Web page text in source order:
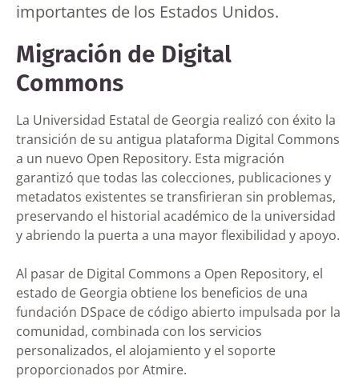
importantes de los Estados Unidos.
Migración de Digital
Commons
La Universidad Estatal de Georgia realizó con éxito la
transición de su antigua plataforma Digital Commons
a un nuevo Open Repository. Esta migración
garantizó que todas las colecciones, publicaciones y
metadatos existentes se transfirieran sin problemas,
preservando el historial académico de la universidad
y abriendo la puerta a una mayor flexibilidad y apoyo.
Al pasar de Digital Commons a Open Repository, el
estado de Georgia obtiene los beneficios de una
fundación DSpace de código abierto impulsada por la
comunidad, combinada con los servicios
personalizados, el alojamiento y el soporte
proporcionados por Atmire.